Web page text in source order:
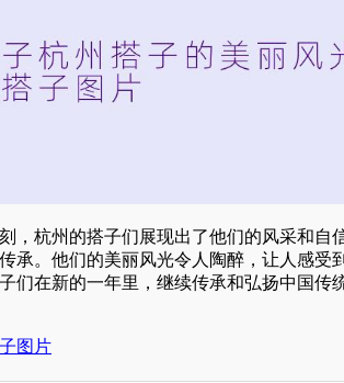
，杭州的搭子们展现出了他们的风采和自
承。他们的美丽风光令人陶醉，让人感受
们在新的一年里，继续传承和弘扬中国传
图片